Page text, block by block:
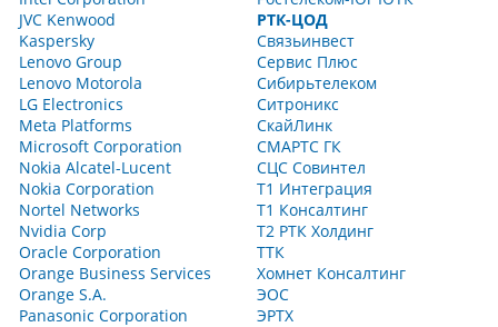
JVC Kenwood
Kaspersky
Lenovo Group
Lenovo Motorola
LG Electronics
Meta Platforms
Microsoft Corporation
Nokia Alcatel-Lucent
Nokia Corporation
Nortel Networks
Nvidia Corp
Oracle Corporation
Orange Business Services
Orange S.A.
Panasonic Corporation
РТК-ЦОД
Связьинвест
Сервис Плюс
Сибирьтелеком
Ситроникс
СкайЛинк
СМАРТС ГК
СЦС Совинтел
Т1 Интеграция
Т1 Консалтинг
Т2 РТК Холдинг
ТТК
Хомнет Консалтинг
ЭОС
ЭРТХ